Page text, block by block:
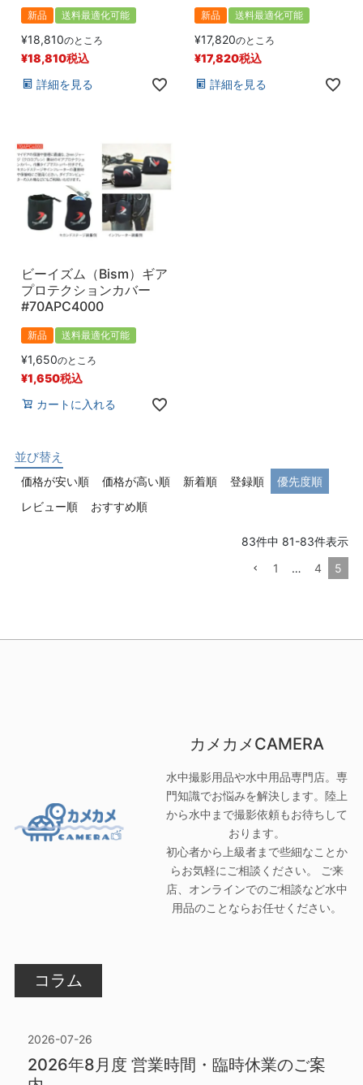
並び順
新着順
価格が安い順
レビュー順
キーワードヒット順
新品 送料最適化可能
¥18,810のところ
¥18,810税込
詳細を見る
新品 送料最適化可能
¥17,820のところ
¥17,820税込
詳細を見る
ビーイズム（Bism）ギア
プロテクションカバー
#70APC4000
新品 送料最適化可能
¥1,650のところ
¥1,650税込
カートに入れる
並び替え
価格が安い順 価格が高い順 新着順 登録順
優先度順
レビュー順
おすすめ順
83件中 81-83件表示
1
… 4 5
カメカメCAMERA
水中撮影用品や水中用品専門店。専
門知識でお悩みを解決します。陸上
から水中まで撮影依頼もお待ちして
おります。
初心者から上級者まで些細なことか
らお気軽にご相談ください。 ご来
店、オンラインでのご相談など水中
用品のことならお任せください。
コラム
2026-07-26
2026年8月度 営業時間・臨時休業のご案